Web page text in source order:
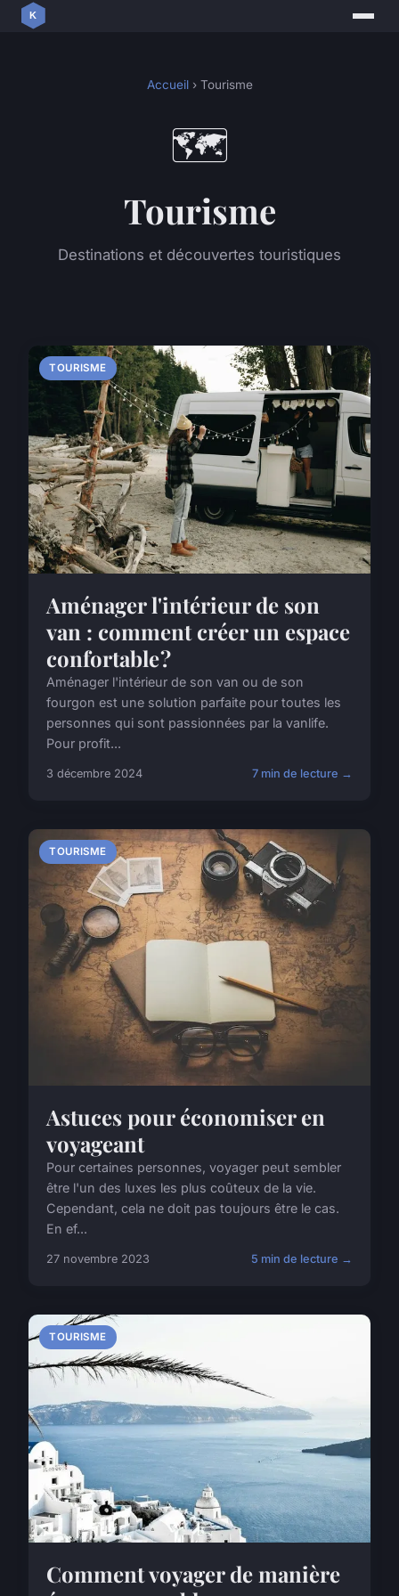
Accueil› Tourisme
🗺️
Tourisme
Destinations et découvertes touristiques
TOURISME
Aménager l'intérieur de son
van : comment créer un espace
confortable ?
Aménager l'intérieur de son van ou de son
fourgon est une solution parfaite pour toutes les
personnes qui sont passionnées par la vanlife.
Pour profit...
3 décembre 2024 7 min de lecture →
TOURISME
Astuces pour économiser en
voyageant
Pour certaines personnes, voyager peut sembler
être l'un des luxes les plus coûteux de la vie.
Cependant, cela ne doit pas toujours être le cas.
En ef...
27 novembre 2023 5 min de lecture →
TOURISME
Comment voyager de manière